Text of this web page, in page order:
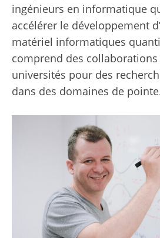
ingénieurs en informatique
accélérer le développement
matériel informatiques
comprend des collaborations
universités pour des
dans des domaines de